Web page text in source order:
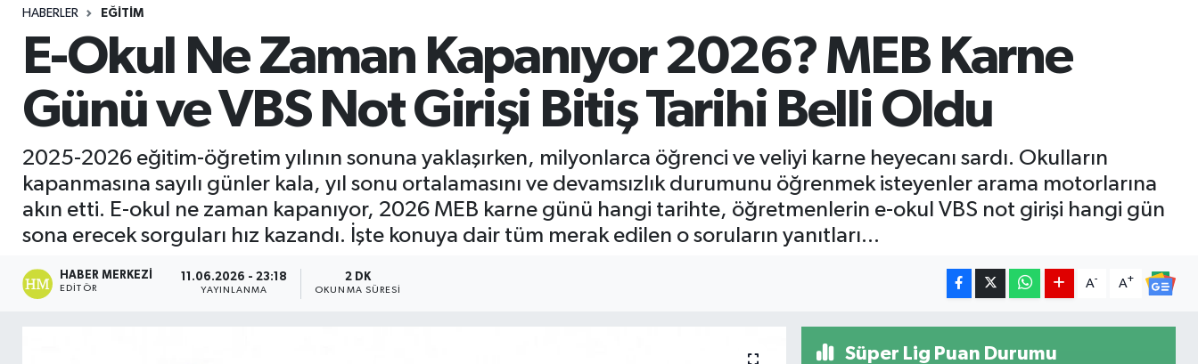
HABERLER EĞITIM
E-Okul Ne Zaman Kapanıyor 2026? MEB Karne
Günü ve VBS Not Girişi Bitiş Tarihi Belli Oldu
2025-2026 eğitim-öğretim yılının sonuna yaklaşırken, milyonlarca öğrenci ve veliyi karne heyecanı sardı. Okulların
kapanmasına sayılı günler kala, yıl sonu ortalamasını ve devamsızlık durumunu öğrenmek isteyenler arama motorlarına
akın etti. E-okul ne zaman kapanıyor, 2026 MEB karne günü hangi tarihte, öğretmenlerin e-okul VBS not girişi hangi gün
sona erecek sorguları hız kazandı. İşte konuya dair tüm merak edilen o soruların yanıtları...
HABER MERKEZI
EDITÖR
11.06.2026 - 23:18
YAYINLANMA
2 DK
OKUNMA SÜRESI
A- A+
Süper Lig Puan Durumu
Seri İlan
Siyaset
Spor
Yaşam